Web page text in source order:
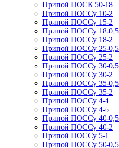
Припой ПОСК 50-18
Припой ПОССу 10-2
Припой ПОССу 15-2
Припой ПОССу 18-0,5
Припой ПОССу 18-2
Припой ПОССу 25-0,5
Припой ПОССу 25-2
Припой ПОССу 30-0,5
Припой ПОССу 30-2
Припой ПОССу 35-0,5
Припой ПОССу 35-2
Припой ПОССу 4-4
Припой ПОССу 4-6
Припой ПОССу 40-0,5
Припой ПОССу 40-2
Припой ПОССу 5-1
Припой ПОССу 50-0,5